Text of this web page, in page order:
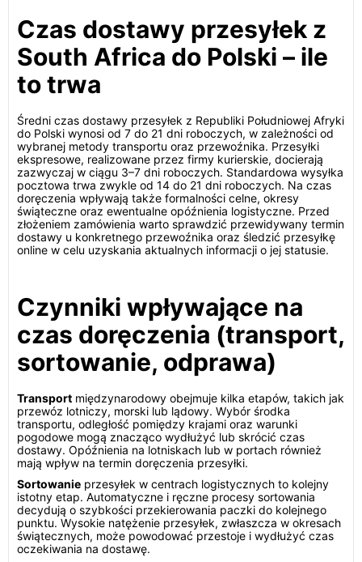
Czas dostawy przesyłek z
South Africa do Polski – ile
to trwa
Średni czas dostawy przesyłek z Republiki Południowej Afryki
do Polski wynosi od 7 do 21 dni roboczych, w zależności od
wybranej metody transportu oraz przewoźnika. Przesyłki
ekspresowe, realizowane przez firmy kurierskie, docierają
zazwyczaj w ciągu 3–7 dni roboczych. Standardowa wysyłka
pocztowa trwa zwykle od 14 do 21 dni roboczych. Na czas
doręczenia wpływają także formalności celne, okresy
świąteczne oraz ewentualne opóźnienia logistyczne. Przed
złożeniem zamówienia warto sprawdzić przewidywany termin
dostawy u konkretnego przewoźnika oraz śledzić przesyłkę
online w celu uzyskania aktualnych informacji o jej statusie.
Czynniki wpływające na
czas doręczenia (transport,
sortowanie, odprawa)
Transport międzynarodowy obejmuje kilka etapów, takich jak
przewóz lotniczy, morski lub lądowy. Wybór środka
transportu, odległość pomiędzy krajami oraz warunki
pogodowe mogą znacząco wydłużyć lub skrócić czas
dostawy. Opóźnienia na lotniskach lub w portach również
mają wpływ na termin doręczenia przesyłki.
Sortowanie przesyłek w centrach logistycznych to kolejny
istotny etap. Automatyczne i ręczne procesy sortowania
decydują o szybkości przekierowania paczki do kolejnego
punktu. Wysokie natężenie przesyłek, zwłaszcza w okresach
świątecznych, może powodować przestoje i wydłużyć czas
oczekiwania na dostawę.